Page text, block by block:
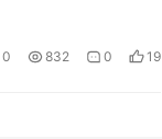
0 832 0 19